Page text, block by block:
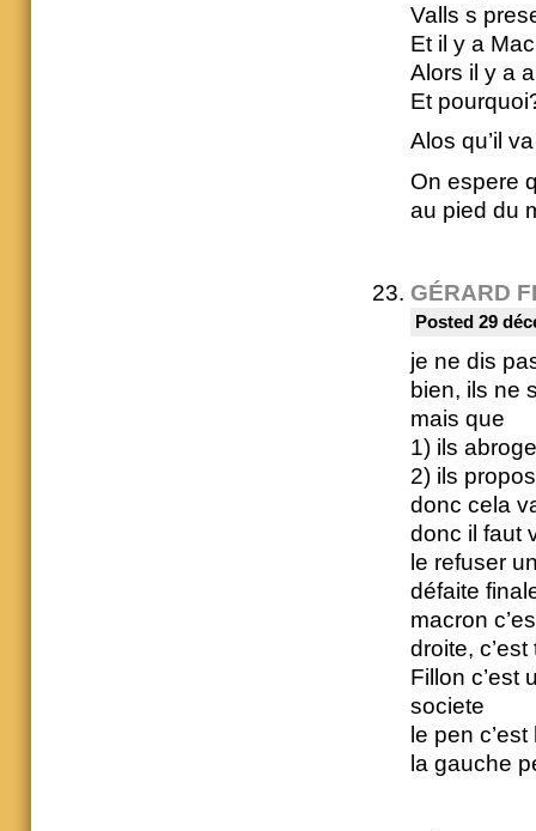
Valls s
Et il y a
Alors il y a
Et
Alos qu’il
On espere
au pied du
GÉRARD
Posted 29
je ne dis
bien, ils ne
mais que
1) ils
2) ils
donc cela
donc il faut
le refuser
défaite
macron
droite, c’est
Fillon c’est
societe
le pen c’est
la gauche